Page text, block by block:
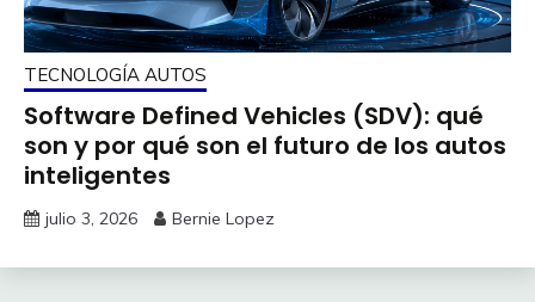
TECNOLOGÍA AUTOS
Software Defined Vehicles (SDV): qué
son y por qué son el futuro de los autos
inteligentes
julio 3, 2026 Bernie Lopez